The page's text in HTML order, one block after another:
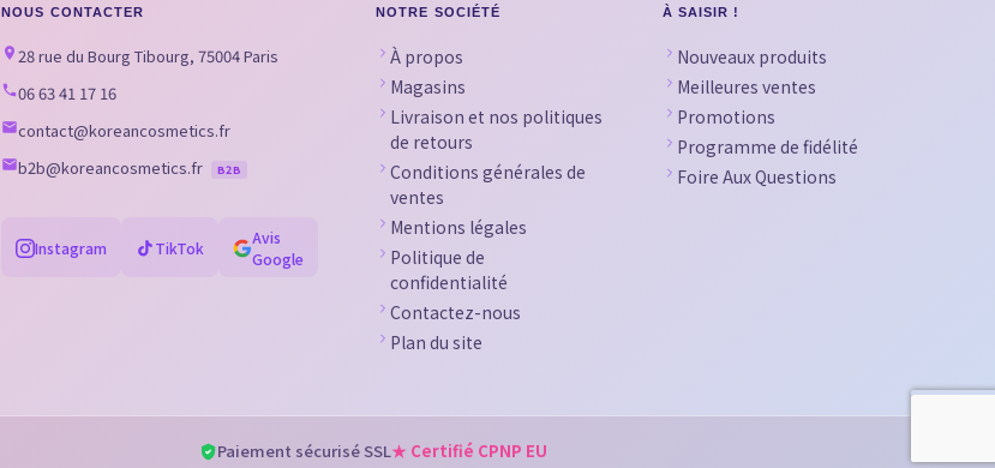
NOUS CONTACTER
28 rue du Bourg Tibourg, 75004 Paris
06 63 41 17 16
contact@koreancosmetics.fr
b2b@koreancosmetics.fr
B2B
Instagram TikTok
Avis
Google
NOTRE SOCIÉTÉ
À propos
Magasins
Livraison et nos politiques
de retours
Conditions générales de
ventes
Mentions légales
Politique de
confidentialité
Contactez-nous
Plan du site
À SAISIR !
Nouveaux produits
Meilleures ventes
Promotions
Programme de fidélité
Foire Aux Questions
Paiement sécurisé SSL★ Certifié CPNP EU